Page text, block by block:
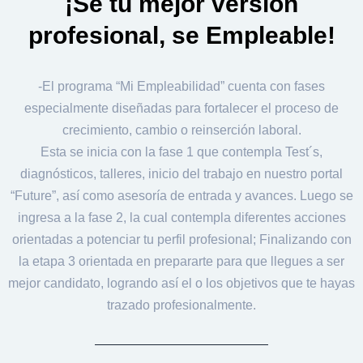
profesional, se Empleable!
-El programa “Mi Empleabilidad” cuenta con fases
especialmente diseñadas para fortalecer el proceso de
crecimiento, cambio o reinserción laboral.
Esta se inicia con la fase 1 que contempla Test´s,
diagnósticos, talleres, inicio del trabajo en nuestro portal
“Future”, así como asesoría de entrada y avances. Luego se
ingresa a la fase 2, la cual contempla diferentes acciones
orientadas a potenciar tu perfil profesional; Finalizando con
la etapa 3 orientada en prepararte para que llegues a ser
mejor candidato, logrando así el o los objetivos que te hayas
trazado profesionalmente.